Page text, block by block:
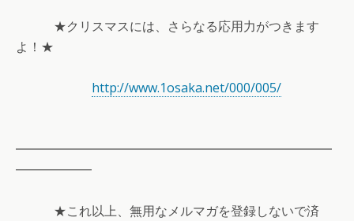
★クリスマスには、さらなる応用力がつきます
よ！★
http://www.1osaka.net/000/005/
━━━━━━━━━━━━━━━━━━━━━━━━━
━━━━━━
★これ以上、無用なメルマガを登録しないで済